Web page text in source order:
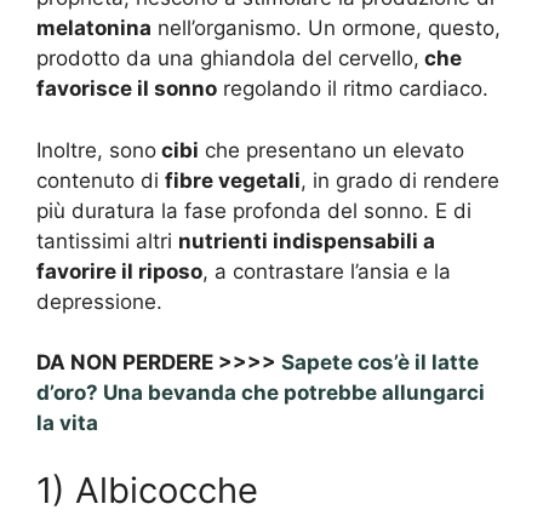
melatonina nell’organismo. Un ormone, questo,
prodotto da una ghiandola del cervello, che
favorisce il sonno regolando il ritmo cardiaco.
Inoltre, sono cibi che presentano un elevato
contenuto di fibre vegetali, in grado di rendere
più duratura la fase profonda del sonno. E di
tantissimi altri nutrienti indispensabili a
favorire il riposo, a contrastare l’ansia e la
depressione.
DA NON PERDERE >>>> Sapete cos’è il latte
d’oro? Una bevanda che potrebbe allungarci
la vita
1) Albicocche